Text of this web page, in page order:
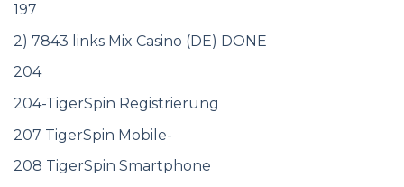
197
2) 7843 links Mix Casino (DE) DONE
204
204-TigerSpin Registrierung
207 TigerSpin Mobile-
208 TigerSpin Smartphone